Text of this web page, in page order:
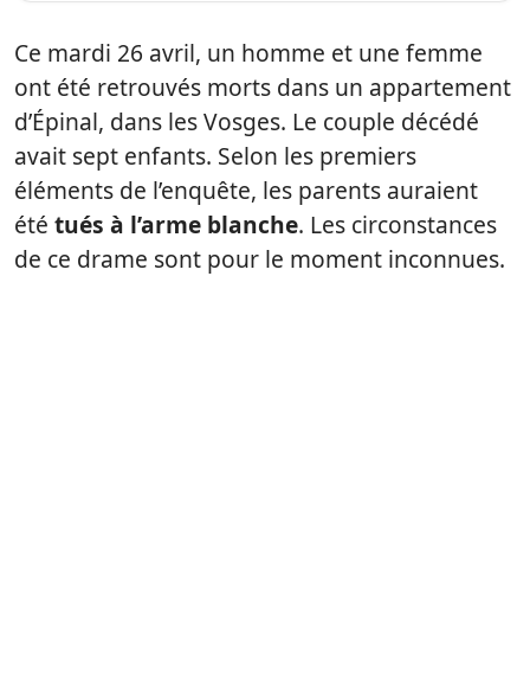
Ce mardi 26 avril, un homme et une femme
ont été retrouvés morts dans un appartement
d’Épinal, dans les Vosges. Le couple décédé
avait sept enfants. Selon les premiers
éléments de l’enquête, les parents auraient
été tués à l’arme blanche. Les circonstances
de ce drame sont pour le moment inconnues.